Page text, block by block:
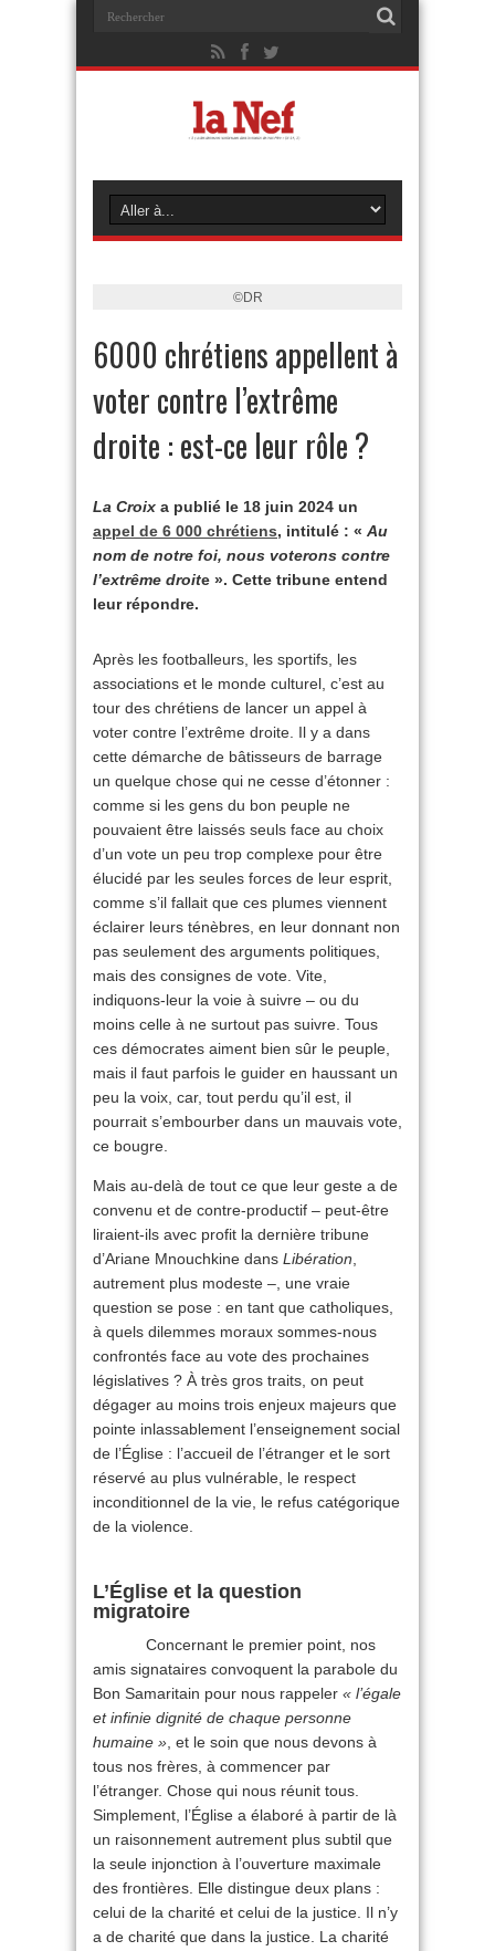
©DR
6000 chrétiens appellent à
voter contre l’extrême
droite : est-ce leur rôle ?
La Croix a publié le 18 juin 2024 un
appel de 6 000 chrétiens, intitulé : « Au
nom de notre foi, nous voterons contre
l’extrême droite ». Cette tribune entend
leur répondre.
Après les footballeurs, les sportifs, les
associations et le monde culturel, c’est au
tour des chrétiens de lancer un appel à
voter contre l’extrême droite. Il y a dans
cette démarche de bâtisseurs de barrage
un quelque chose qui ne cesse d’étonner :
comme si les gens du bon peuple ne
pouvaient être laissés seuls face au choix
d’un vote un peu trop complexe pour être
élucidé par les seules forces de leur esprit,
comme s’il fallait que ces plumes viennent
éclairer leurs ténèbres, en leur donnant non
pas seulement des arguments politiques,
mais des consignes de vote. Vite,
indiquons-leur la voie à suivre – ou du
moins celle à ne surtout pas suivre. Tous
ces démocrates aiment bien sûr le peuple,
mais il faut parfois le guider en haussant un
peu la voix, car, tout perdu qu’il est, il
pourrait s’embourber dans un mauvais vote,
ce bougre.
Mais au-delà de tout ce que leur geste a de
convenu et de contre-productif – peut-être
liraient-ils avec profit la dernière tribune
d’Ariane Mnouchkine dans Libération
autrement plus modeste –, une vraie
question se pose : en tant que catholiques,
à quels dilemmes moraux sommes-nous
confrontés face au vote des prochaines
législatives ? À très gros traits, on peut
dégager au moins trois enjeux majeurs que
pointe inlassablement l’enseignement social
de l’Église : l’accueil de l’étranger et le sort
réservé au plus vulnérable, le respect
inconditionnel de la vie, le refus catégorique
de la violence.
L’Église et la question
migratoire
Concernant le premier point, nos
amis signataires convoquent la parabole du
Bon Samaritain pour nous rappeler « l’égale
et infinie dignité de chaque personne
humaine » , et le soin que nous devons à
tous nos frères, à commencer par
l’étranger. Chose qui nous réunit tous.
Simplement, l’Église a élaboré à partir de là
un raisonnement autrement plus subtil que
la seule injonction à l’ouverture maximale
des frontières. Elle distingue deux plans :
celui de la charité et celui de la justice. Il n’y
a de charité que dans la justice. La charité